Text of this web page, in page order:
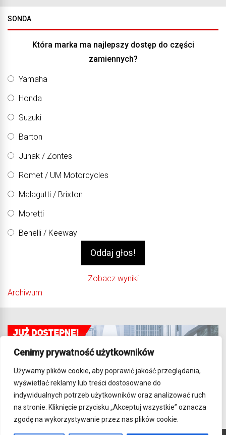
Cenimy prywatność użytkowników
Używamy plików cookie, aby poprawić jakość przeglądania,
wyświetlać reklamy lub treści dostosowane do
indywidualnych potrzeb użytkowników oraz analizować ruch
na stronie. Kliknięcie przycisku „Akceptuj wszystkie” oznacza
zgodę na wykorzystywanie przez nas plików cookie.
SONDA
Która marka ma najlepszy dostęp do części
zamiennych?
Yamaha
Honda
Suzuki
Barton
Junak / Zontes
Romet / UM Motorcycles
Malagutti / Brixton
Moretti
Benelli / Keeway
Zobacz wyniki
Archiwum